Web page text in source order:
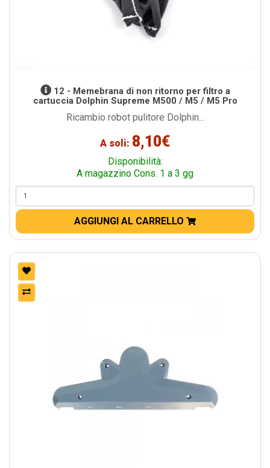
12 - Memebrana di non ritorno per filtro a
cartuccia Dolphin Supreme M500 / M5 / M5 Pro
Ricambio robot pulitore Dolphin...
A soli: 8,10€
Disponibilità:
A magazzino Cons. 1 a 3 gg
AGGIUNGI AL CARRELLO